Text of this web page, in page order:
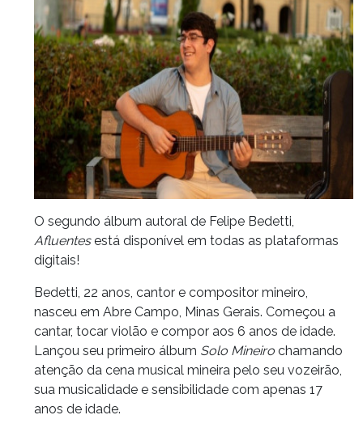
O segundo álbum autoral de Felipe Bedetti,
Afluentesestá disponível em todas as plataformas
digitais!
Bedetti, 22 anos, cantor e compositor mineiro,
nasceu em Abre Campo, Minas Gerais. Começou a
cantar, tocar violão e compor aos 6 anos de idade.
Lançou seu primeiro álbum Solo Mineiro chamando
atenção da cena musical mineira pelo seu vozeirão,
sua musicalidade e sensibilidade com apenas 17
anos de idade.